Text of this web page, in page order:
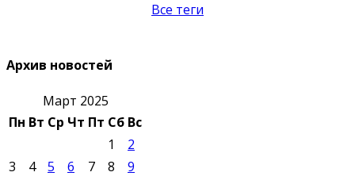
Все теги
Архив новостей
Март 2025
Пн Вт Ср Чт Пт Сб Вс
1
2
3
4 5 6 7 8
9